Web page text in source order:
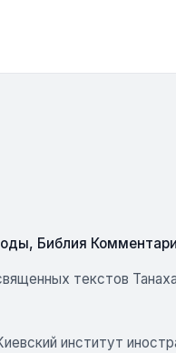
, Библия
текстов
институт